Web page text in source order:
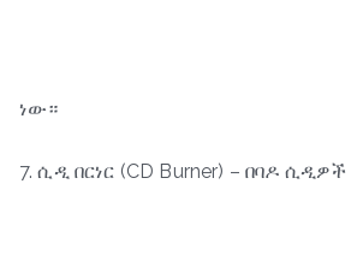
ነው።
7. ሲዲ በርነር (CD Burner) – በባዶ ሲዲዎች